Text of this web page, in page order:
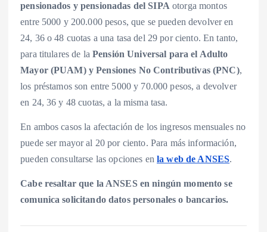
pensionados y pensionadas del SIPA otorga montos
entre 5000 y 200.000 pesos, que se pueden devolver en
24, 36 o 48 cuotas a una tasa del 29 por ciento. En tanto,
para titulares de laPensión Universal para el Adulto
Mayor (PUAM) y Pensiones No Contributivas (PNC),
los préstamos son entre 5000 y 70.000 pesos, a devolver
en 24, 36 y 48 cuotas, a la misma tasa.
En ambos casos la afectación de los ingresos mensuales no
puede ser mayor al 20 por ciento. Para más información,
pueden consultarse las opciones enla web de ANSES.
Cabe resaltar que la ANSES en ningún momento se
comunica solicitando datos personales o bancarios.